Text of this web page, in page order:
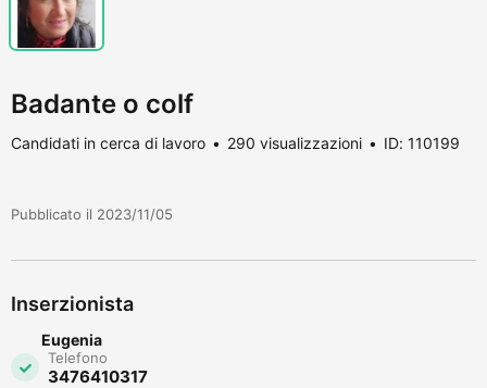
Badante o colf
Candidati in cerca di lavoro 290 visualizzazioni ID: 110199
Pubblicato il 2023/11/05
Inserzionista
Eugenia
Telefono
3476410317